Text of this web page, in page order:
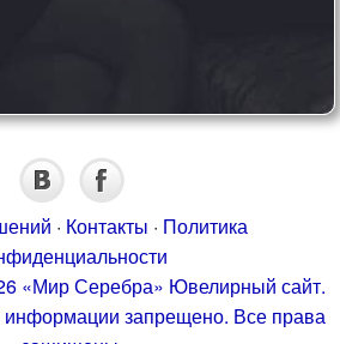
· Контакты · Политика
«Мир Серебра» Ювелирный сайт.
запрещено. Все права